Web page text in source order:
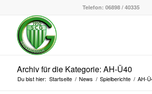
Telefon: 06898 / 40335
Archiv für die Kategorie: AH-Ü40
Du bist hier: Startseite / News / Spielberichte / AH-